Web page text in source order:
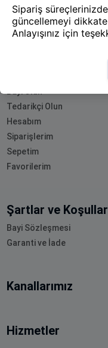
Yol Haritamız
Bayi Olun
Tedarikçi Olun
Hesabım
Siparişlerim
Sepetim
Favorilerim
Şartlar ve Koşullar
Bayi Sözleşmesi
Garanti ve İade
Kanallarımız
Hizmetler